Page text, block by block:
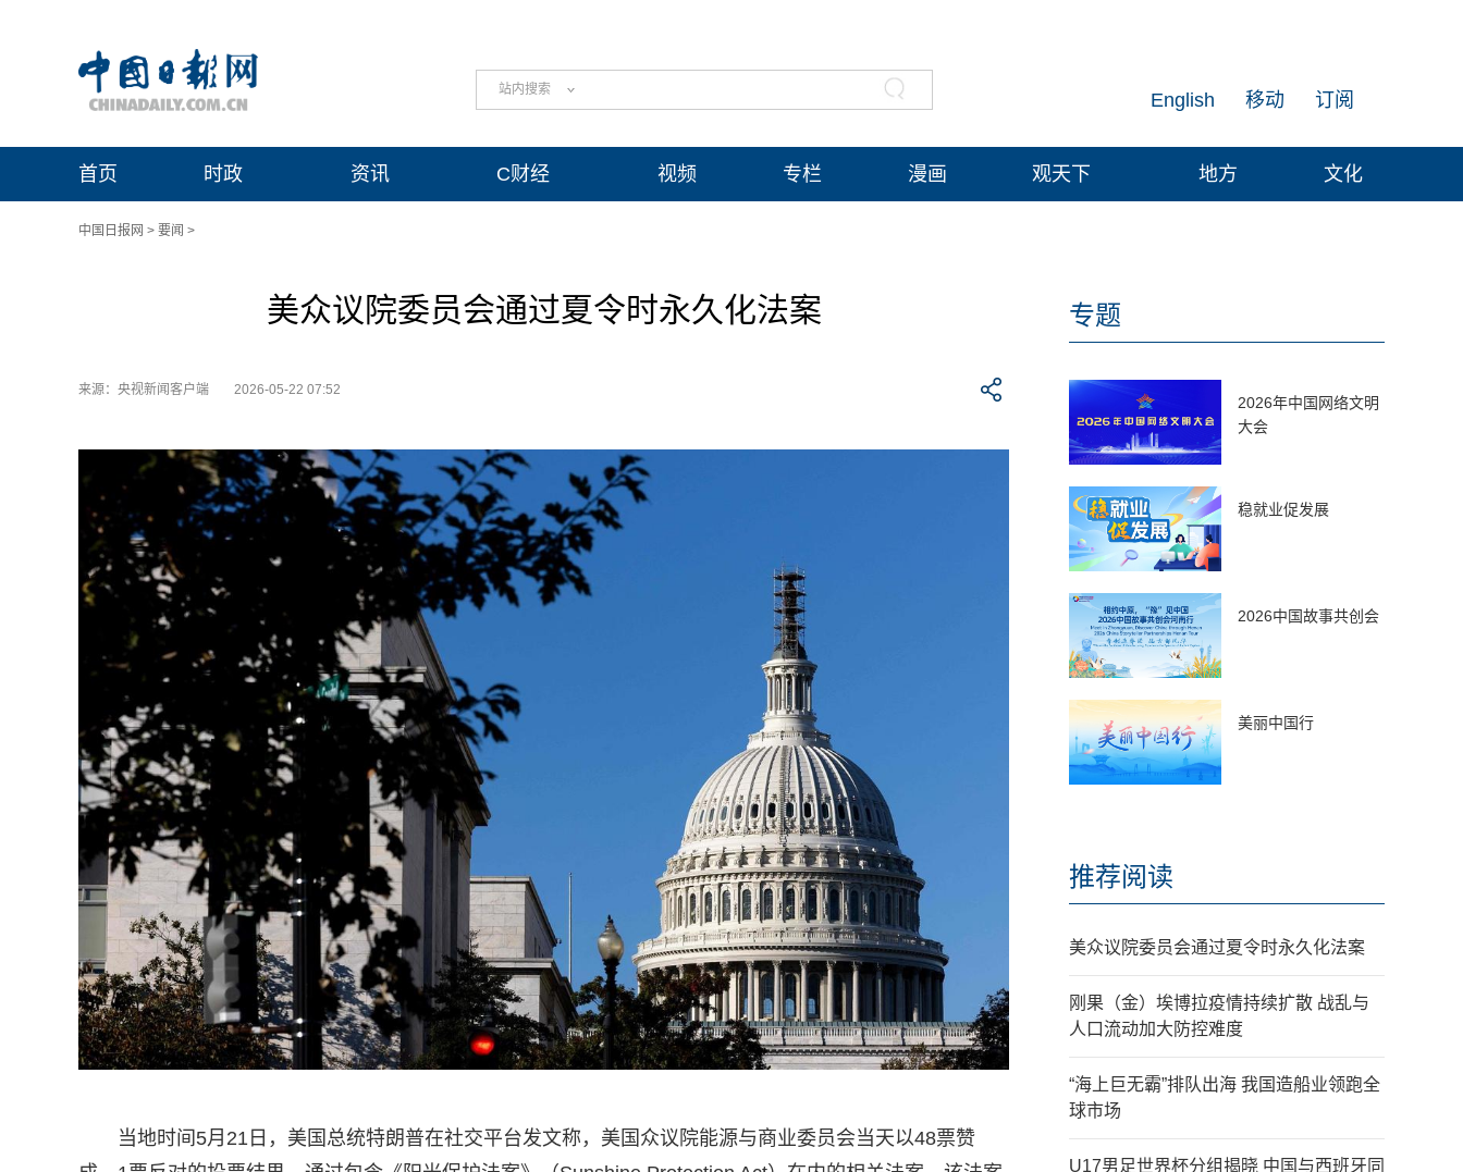
站内搜索 订阅
移动
English
首页 时政 资讯 C财经 视频 专栏 漫画 观天下 地方 文化
中国日报网 > 要闻 >
美众议院委员会通过夏令时永久化法案
来源：央视新闻客户端 2026-05-22 07:52
当地时间5月21日，美国总统特朗普在社交平台发文称，美国众议院能源与商业委员会当天以48票赞
专题
2026年中国网络文明
大会
稳就业促发展
2026中国故事共创会
美丽中国行
推荐阅读
美众议院委员会通过夏令时永久化法案
刚果（金）埃博拉疫情持续扩散 战乱与
人口流动加大防控难度
“海上巨无霸”排队出海 我国造船业领跑全
球市场
U17男足世界杯分组揭晓 中国与西班牙同